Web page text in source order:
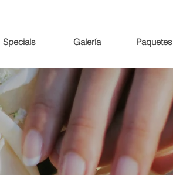
Specials Galería Paquetes